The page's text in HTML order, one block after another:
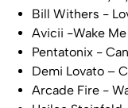
Bill Withers -
Avicii -Wake Me
Pentatonix -
Demi Lovato –
Arcade Fire -